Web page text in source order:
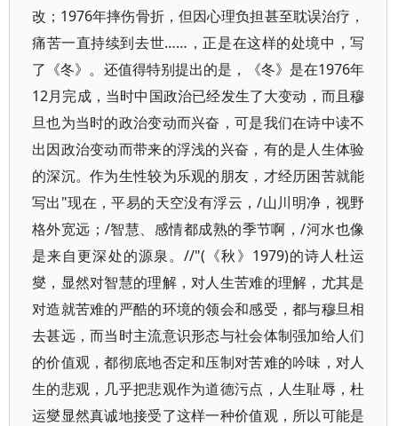
改；1976年摔伤骨折，但因心理负担甚至耽误治疗，
痛苦一直持续到去世……，正是在这样的处境中，写
了《冬》。还值得特别提出的是，《冬》是在1976年
12月完成，当时中国政治已经发生了大变动，而且穆
旦也为当时的政治变动而兴奋，可是我们在诗中读不
出因政治变动而带来的浮浅的兴奋，有的是人生体验
的深沉。作为生性较为乐观的朋友，才经历困苦就能
写出"现在，平易的天空没有浮云，/山川明净，视野
格外宽远；/智慧、感情都成熟的季节啊，/河水也像
是来自更深处的源泉。//"(《秋》1979)的诗人杜运
燮，显然对智慧的理解，对人生苦难的理解，尤其是
对造就苦难的严酷的环境的领会和感受，都与穆旦相
去甚远，而当时主流意识形态与社会体制强加给人们
的价值观，都彻底地否定和压制对苦难的吟味，对人
生的悲观，几乎把悲观作为道德污点，人生耻辱，杜
运燮显然真诚地接受了这样一种价值观，所以可能是